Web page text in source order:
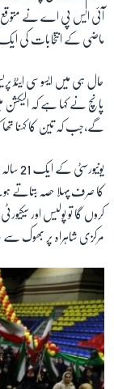
آئی ایس پی اے نے
ماضی کے انتخابات کی
گے،جب کہ تین کا کہنا
کا صرف پہلا حصہ بتاتے
کروں گا تو پولیس اور
مرکزی شاہراہ پر بھوک سے